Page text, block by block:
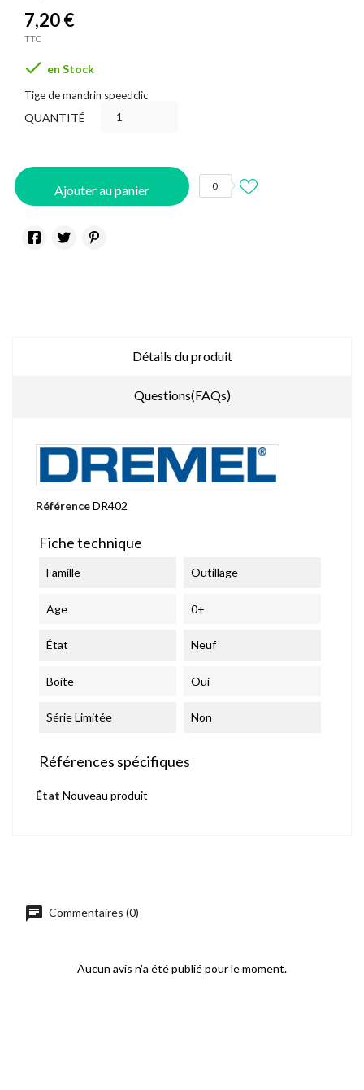
7,20 €
TTC
 en Stock
Tige de mandrin speedclic
QUANTITÉ
Ajouter au panier 0
Détails du produit
Questions(FAQs)
RéférenceDR402
Fiche technique
Famille Outillage
Age 0+
État Neuf
Boite Oui
Série Limitée Non
Références spécifiques
État Nouveau produit
chat Commentaires (0)
Aucun avis n'a été publié pour le moment.